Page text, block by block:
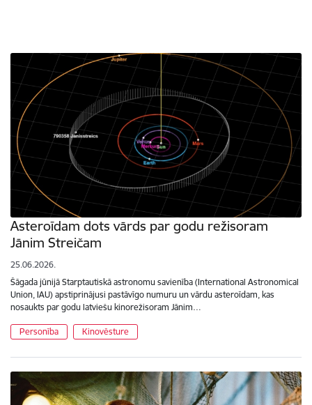
Asteroīdam dots vārds par godu režisoram
Jānim Streičam
25.06.2026.
Šāgada jūnijā Starptautiskā astronomu savienība (International Astronomical
Union, IAU) apstiprinājusi pastāvīgo numuru un vārdu asteroīdam, kas
nosaukts par godu latviešu kinorežisoram Jānim…
Personība Kinovēsture